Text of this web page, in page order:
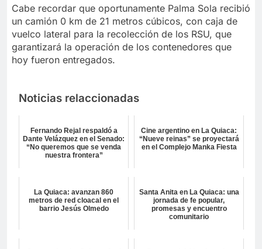
Cabe recordar que oportunamente Palma Sola recibió
un camión 0 km de 21 metros cúbicos, con caja de
vuelco lateral para la recolección de los RSU, que
garantizará la operación de los contenedores que
hoy fueron entregados.
Noticias relaccionadas
Fernando Rejal respaldó a
Dante Velázquez en el Senado:
“No queremos que se venda
nuestra frontera”
Cine argentino en La Quiaca:
“Nueve reinas” se proyectará
en el Complejo Manka Fiesta
La Quiaca: avanzan 860
metros de red cloacal en el
barrio Jesús Olmedo
Santa Anita en La Quiaca: una
jornada de fe popular,
promesas y encuentro
comunitario